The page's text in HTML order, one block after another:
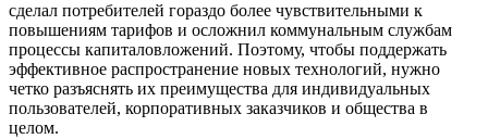
сделал потребителей гораздо более чувствительными к
повышениям тарифов и осложнил коммунальным службам
процессы капиталовложений. Поэтому, чтобы поддержать
эффективное распространение новых технологий, нужно
четко разъяснять их преимущества для индивидуальных
пользователей, корпоративных заказчиков и общества в
целом.